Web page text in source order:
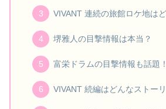
VIVANT 連続の旅館ロケ地は
堺雅人の目撃情報は本当？
富栄ドラムの目撃情報も話題！
VIVANT 続編はどんなストー